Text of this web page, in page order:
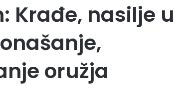
Krađe, nasilje u
oružja